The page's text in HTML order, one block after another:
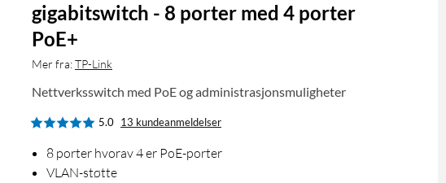
gigabitswitch - 8 porter med 4 porter
PoE+
Mer fra:TP-Link
Nettverksswitch med PoE og administrasjonsmuligheter
5.0 13 kundeanmeldelser
8 porter hvorav 4 er PoE-porter
VLAN-støtte